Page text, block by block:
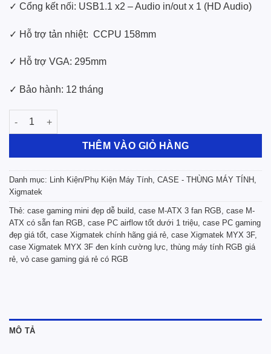
✓ Cổng kết nối: USB1.1 x2 – Audio in/out x 1 (HD Audio)
✓ Hỗ trợ tản nhiệt: CCPU 158mm
✓ Hỗ trợ VGA: 295mm
✓ Bảo hành: 12 tháng
Case Xigmatek MYX 3F (Matx, 3 fan RGB, Đen) – EN49118 số
THÊM VÀO GIỎ HÀNG
Danh mục: Linh Kiện/Phụ Kiện Máy Tính CASE - THÙNG MÁY TÍNH
Xigmatek
Thẻ: case gaming mini đẹp dễ build case M-ATX 3 fan RGB case M-
ATX có sẵn fan RGB case PC airflow tốt dưới 1 triệu case PC gaming
đẹp giá tốt case Xigmatek chính hãng giá rẻ case Xigmatek MYX 3F,
case Xigmatek MYX 3F đen kính cường lực thùng máy tính RGB giá
rẻ vỏ case gaming giá rẻ có RGB
MÔ TẢ